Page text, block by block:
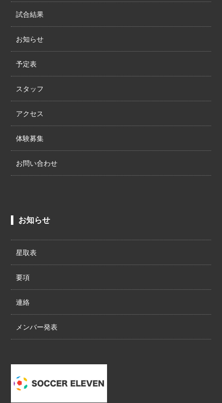
試合結果
お知らせ
予定表
スタッフ
アクセス
体験募集
お問い合わせ
お知らせ
星取表
要項
連絡
メンバー発表